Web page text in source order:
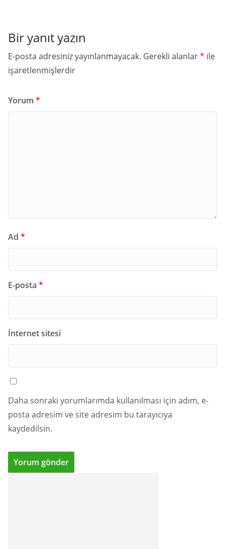
Bir yanıt yazın
E-posta adresiniz yayınlanmayacak. Gerekli alanlar* ile
işaretlenmişlerdir
Yorum *
Ad *
E-posta *
İnternet sitesi
Daha sonraki yorumlarımda kullanılması için adım, e-
posta adresim ve site adresim bu tarayıcıya
kaydedilsin.